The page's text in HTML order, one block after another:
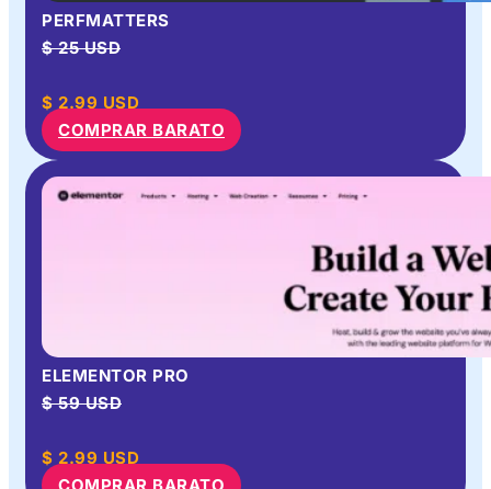
PERFMATTERS
$ 25 USD
$ 2.99 USD
COMPRAR BARATO
ELEMENTOR PRO
$ 59 USD
$ 2.99 USD
COMPRAR BARATO